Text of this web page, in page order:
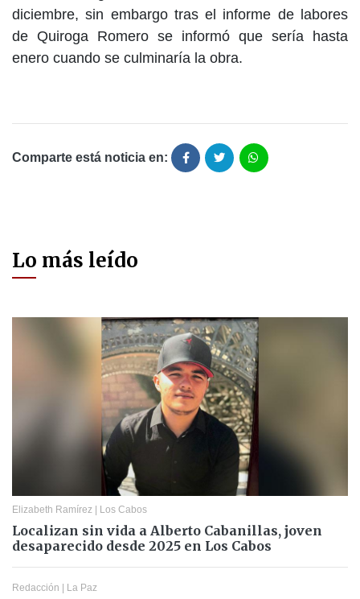
diciembre, sin embargo tras el informe de labores
de Quiroga Romero se informó que sería hasta
enero cuando se culminaría la obra.
Comparte está noticia en:
Lo más leído
Elizabeth Ramírez | Los Cabos
Localizan sin vida a Alberto Cabanillas, joven
desaparecido desde 2025 en Los Cabos
Redacción | La Paz